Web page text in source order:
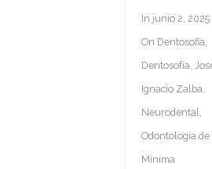
In junio 2, 2025
On Dentosofia,
Dentosofía,
Ignacio Zalba,
Neurodental,
Odontología de
Mínima